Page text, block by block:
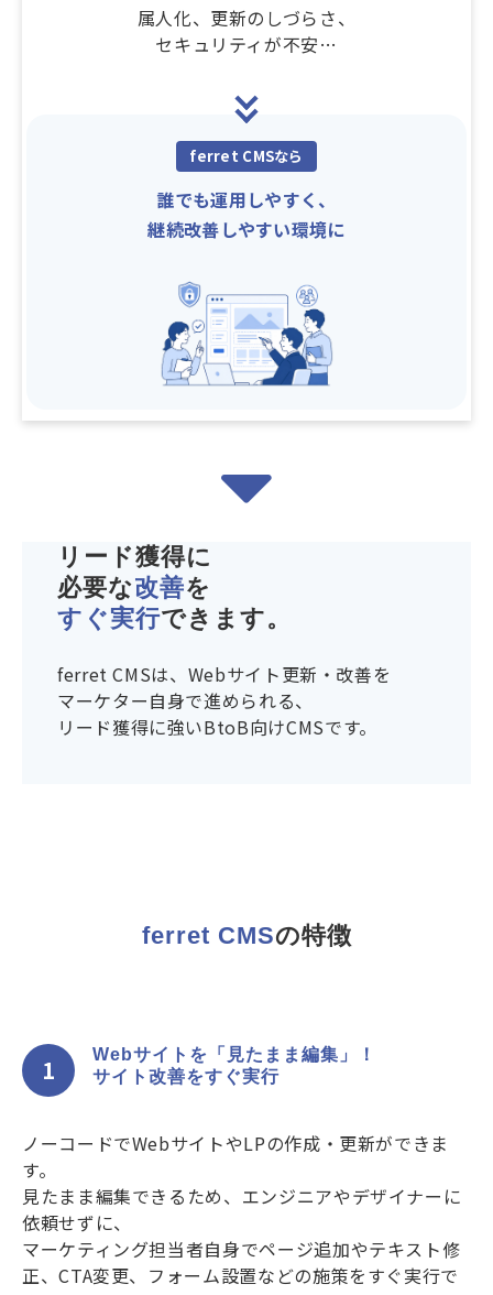
属人化、更新のしづらさ、
セキュリティが不安…
ferret CMSなら
誰でも運用しやすく、
継続改善しやすい環境に
リード獲得に
必要な改善を
すぐ実行できます。
ferret CMSは、Webサイト更新・改善を
マーケター自身で進められる、
リード獲得に強いBtoB向けCMSです。
ferret CMSの特徴
1
Webサイトを「見たまま編集」！
サイト改善をすぐ実行
ノーコードでWebサイトやLPの作成・更新ができま
す。
見たまま編集できるため、エンジニアやデザイナーに
依頼せずに、
マーケティング担当者自身でページ追加やテキスト修
正、CTA変更、フォーム設置などの施策をすぐ実行で